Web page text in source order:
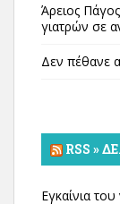
Άρειος
γιατρών σε
Δεν πέθανε
RSS »
Εγκαίνια